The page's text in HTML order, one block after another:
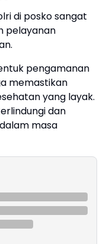
di posko sangat
pelayanan
pengamanan
memastikan
yang layak.
dan
masa